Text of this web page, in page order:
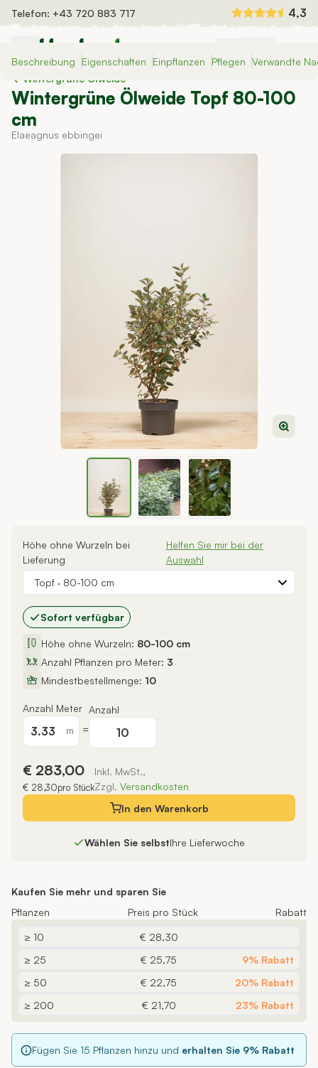
Telefon: +43 720 883 717 4,3
Heckenpflanzen
Fertighecken
Dünger und Bewässerung
Auswahlhilfe
Inspiration
Wintergrüne Ölweide
Wintergrüne Ölweide Topf 80-100
cm
Elaeagnus ebbingei
View larger imageView larger imageView larger image
Höhe ohne Wurzeln bei
Lieferung
Helfen Sie mir bei der
Auswahl
Topf · 80-100 cm
Sofort verfügbar
Höhe ohne Wurzeln: 80-100 cm
Anzahl Pflanzen pro Meter: 3
Mindestbestellmenge: 10
Anzahl Meter
m
=
Anzahl
€ 283,00
€ 28,30pro Stück
Inkl. MwSt.,
Zzgl. Versandkosten
In den Warenkorb
Wählen Sie selbstIhre Lieferwoche
Kaufen Sie mehr und sparen Sie
Pflanzen
Preis pro Stück Rabatt
≥ 10
€ 28,30
≥ 25
€ 25,75
9% Rabatt
≥ 50
€ 22,75
20% Rabatt
≥ 200
€ 21,70 23% Rabatt
Fügen Sie 15 Pflanzen hinzu und erhalten Sie 9% Rabatt
Beschreibung Eigenschaften Einpflanzen Pflegen Verwandte